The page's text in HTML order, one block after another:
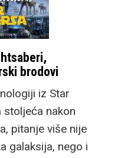
Ovdje je sada i treći
model, Galaxy Z Fold8
novi format gledanja.
Taktički je dizajniran da
vanjski zaslon ima
omjere stranica 16:10,
nalik modernim
laptopima kao i office
brodovi
iz Star
stoljeća nakon
pitanje više nije
galaksija, nego i